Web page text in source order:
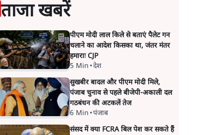
ताजा खबरें
पीएम मोदी लाल किले से बताएं पैलेट गन
चलाने का आदेश किसका था, जंतर मंतर
हमाराः CJP
5 Min •देश
सुखबीर बादल और पीएम मोदी मिले,
पंजाब चुनाव से पहले बीजेपी-अकाली दल
गठबंधन की अटकलें तेज
6 Min •पंजाब
संसद में क्या FCRA बिल पेश कर सकते हैं